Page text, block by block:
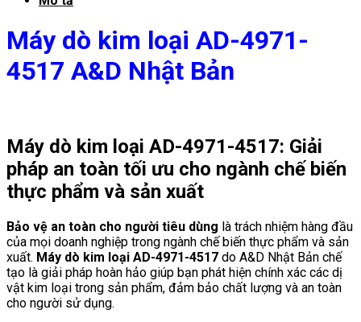
Máy dò kim loại AD-4971-
4517 A&D Nhật Bản
Máy dò kim loại AD-4971-4517: Giải
pháp an toàn tối ưu cho ngành chế biến
thực phẩm và sản xuất
Bảo vệ an toàn cho người tiêu dùng là trách nhiệm hàng đầu
của mọi doanh nghiệp trong ngành chế biến thực phẩm và sản
xuất. Máy dò kim loại AD-4971-4517 do A&D Nhật Bản chế
tạo là giải pháp hoàn hảo giúp bạn phát hiện chính xác các dị
vật kim loại trong sản phẩm, đảm bảo chất lượng và an toàn
cho người sử dụng.